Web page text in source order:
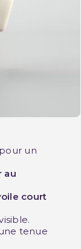
un
au
court
tenue